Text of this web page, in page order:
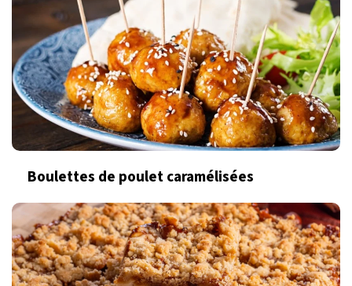
Boulettes de poulet caramélisées